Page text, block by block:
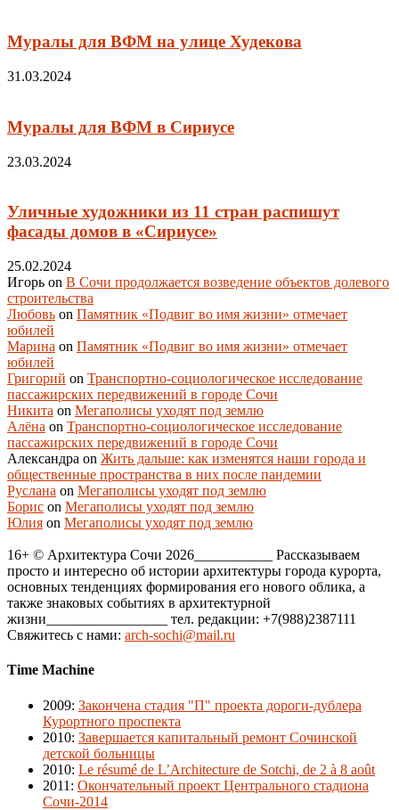
Муралы для ВФМ на улице Худекова
31.03.2024
Муралы для ВФМ в Сириусе
23.03.2024
Уличные художники из 11 стран распишут
фасады домов в «Сириусе»
25.02.2024
Игорь on В Сочи продолжается возведение объектов долевого
строительства
Любовь on Памятник «Подвиг во имя жизни» отмечает
юбилей
Марина on Памятник «Подвиг во имя жизни» отмечает
юбилей
Григорий on Транспортно-социологическое исследование
пассажирских передвижений в городе Сочи
Никита on Мегаполисы уходят под землю
Алёна on Транспортно-социологическое исследование
пассажирских передвижений в городе Сочи
Александра on Жить дальше: как изменятся наши города и
общественные пространства в них после пандемии
Руслана on Мегаполисы уходят под землю
Борис on Мегаполисы уходят под землю
Юлия on Мегаполисы уходят под землю
16+ © Архитектура Сочи 2026___________ Рассказываем
просто и интересно об истории архитектуры города курорта,
основных тенденциях формирования его нового облика, а
также знаковых событиях в архитектурной
жизни_________________ тел. редакции: +7(988)2387111
Свяжитесь с нами: arch-sochi@mail.ru
Time Machine
2009: Закончена стадия "П" проекта дороги-дублера
Курортного проспекта
2010: Завершается капитальный ремонт Сочинской
детской больницы
2010: Le résumé de L’Architecture de Sotchi, de 2 à 8 août
2011 : Окончательный проект Центрального стадиона
Сочи-2014